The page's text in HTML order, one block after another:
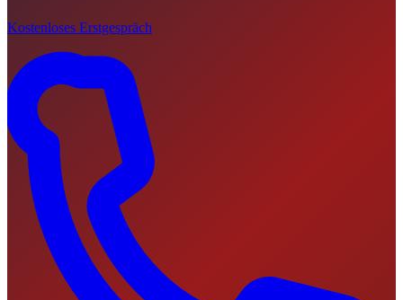
Kostenloses Erstgespräch